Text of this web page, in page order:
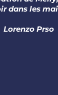
dans les
Lorenzo Prso